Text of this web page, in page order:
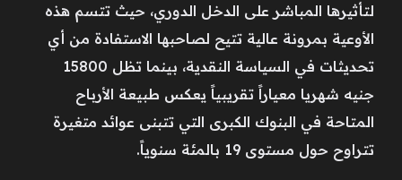
لتأثيرها المباشر على الدخل الدوري، حيث تتسم هذه
الأوعية بمرونة عالية تتيح لصاحبها الاستفادة من أي
تحديثات في السياسة النقدية، بينما تظل 15800
جنيه شهريا معياراً تقريبياً يعكس طبيعة الأرباح
المتاحة في البنوك الكبرى التي تتبنى عوائد متغيرة
تتراوح حول مستوى 19 بالمئة سنوياً.